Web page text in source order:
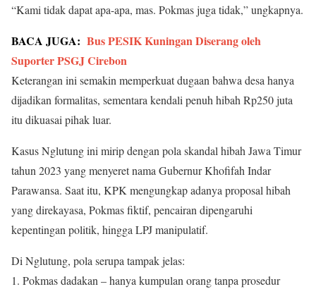
“Kami tidak dapat apa-apa, mas. Pokmas juga tidak,” ungkapnya.
BACA JUGA: Bus PESIK Kuningan Diserang oleh
Suporter PSGJ Cirebon
Keterangan ini semakin memperkuat dugaan bahwa desa hanya
dijadikan formalitas, sementara kendali penuh hibah Rp250 juta
itu dikuasai pihak luar.
Kasus Nglutung ini mirip dengan pola skandal hibah Jawa Timur
tahun 2023 yang menyeret nama Gubernur Khofifah Indar
Parawansa. Saat itu, KPK mengungkap adanya proposal hibah
yang direkayasa, Pokmas fiktif, pencairan dipengaruhi
kepentingan politik, hingga LPJ manipulatif.
Di Nglutung, pola serupa tampak jelas:
1. Pokmas dadakan – hanya kumpulan orang tanpa prosedur